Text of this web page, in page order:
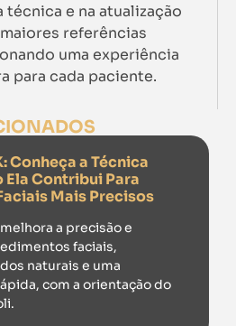
técnica e na atualização
referências
uma experiência
para cada paciente.
Conheça a Técnica
Ela Contribui Para
Mais Precisos
a precisão e
faciais,
naturais e uma
com a orientação do